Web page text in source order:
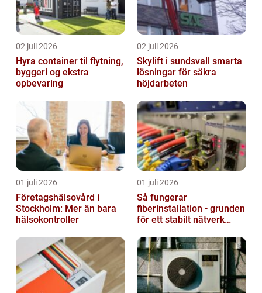
02 juli 2026
Hyra container til flytning,
byggeri og ekstra
opbevaring
02 juli 2026
Skylift i sundsvall smarta
lösningar för säkra
höjdarbeten
01 juli 2026
Företagshälsovård i
Stockholm: Mer än bara
hälsokontroller
01 juli 2026
Så fungerar
fiberinstallation - grunden
för ett stabilt nätverk